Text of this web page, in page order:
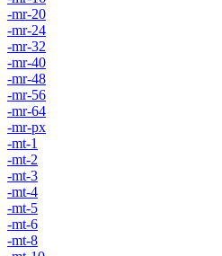
-mr-20
-mr-24
-mr-32
-mr-40
-mr-48
-mr-56
-mr-64
-mr-px
-mt-1
-mt-2
-mt-3
-mt-4
-mt-5
-mt-6
-mt-8